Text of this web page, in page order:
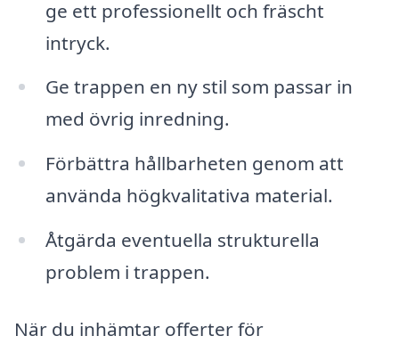
ge ett professionellt och fräscht
intryck.
Ge trappen en ny stil som passar in
med övrig inredning.
Förbättra hållbarheten genom att
använda högkvalitativa material.
Åtgärda eventuella strukturella
problem i trappen.
När du inhämtar offerter för